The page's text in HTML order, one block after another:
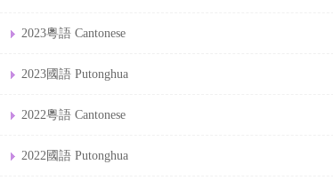
2023粵語 Cantonese
2023國語 Putonghua
2022粵語 Cantonese
2022國語 Putonghua